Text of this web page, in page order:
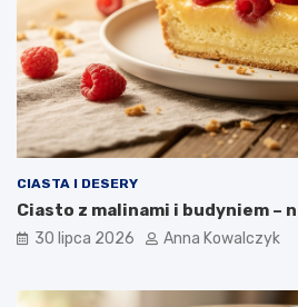
CIASTA I DESERY
Ciasto z malinami i budyniem –
30 lipca 2026 Anna Kowalczyk